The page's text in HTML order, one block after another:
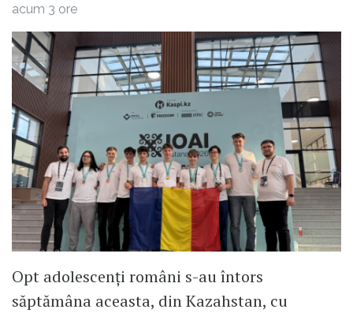
acum 3 ore
Opt adolescenți români s-au întors
săptămâna aceasta, din Kazahstan, cu